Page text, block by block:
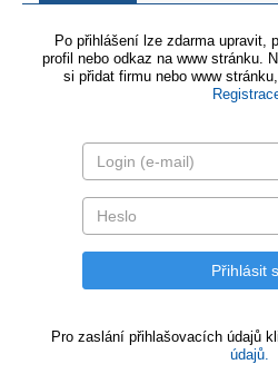
Po přihlášení lze zdarma upravit,
profil nebo odkaz na www stránku.
si přidat firmu nebo www
Pro zaslání přihlašovacích údajů
údajů.